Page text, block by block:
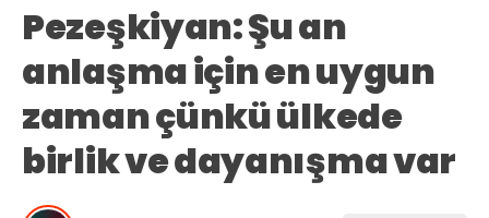
Pezeşkiyan: Şu an
anlaşma için en uygun
zaman çünkü ülkede
birlik ve dayanışma var